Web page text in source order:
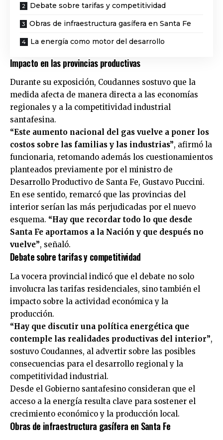
Debate sobre tarifas y competitividad
Obras de infraestructura gasífera en Santa Fe
La energía como motor del desarrollo
Impacto en las provincias productivas
Durante su exposición, Coudannes sostuvo que la
medida afecta de manera directa a las economías
regionales y a la competitividad industrial
santafesina.
“Este aumento nacional del gas vuelve a poner los
costos sobre las familias y las industrias”, afirmó la
funcionaria, retomando además los cuestionamientos
planteados previamente por el ministro de
Desarrollo Productivo de Santa Fe, Gustavo Puccini.
En ese sentido, remarcó que las provincias del
interior serían las más perjudicadas por el nuevo
esquema. “Hay que recordar todo lo que desde
Santa Fe aportamos a la Nación y que después no
vuelve”, señaló.
Debate sobre tarifas y competitividad
La vocera provincial indicó que el debate no solo
involucra las tarifas residenciales, sino también el
impacto sobre la actividad económica y la
producción.
“Hay que discutir una política energética que
contemple las realidades productivas del interior”,
sostuvo Coudannes, al advertir sobre las posibles
consecuencias para el desarrollo regional y la
competitividad industrial.
Desde el Gobierno santafesino consideran que el
acceso a la energía resulta clave para sostener el
crecimiento económico y la producción local.
Obras de infraestructura gasífera en Santa Fe